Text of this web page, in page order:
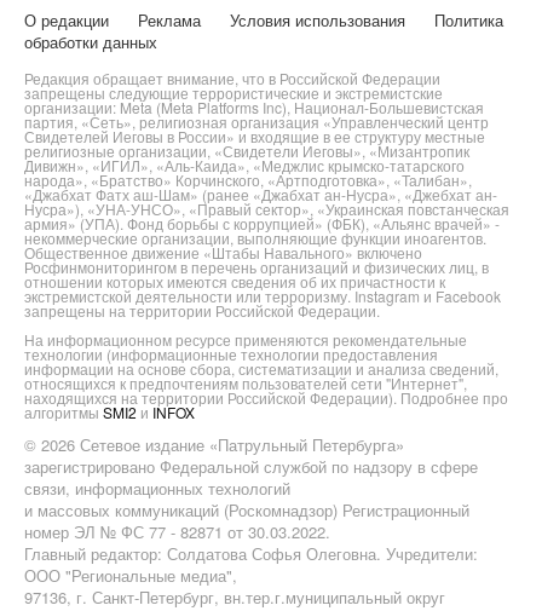
О редакции Реклама Условия использования
Политика
обработки данных
Редакция обращает внимание, что в Российской Федерации
запрещены следующие террористические и экстремистские
организации: Meta (Meta Platforms Inc), Национал-Большевистская
партия, «Сеть», религиозная организация «Управленческий центр
Свидетелей Иеговы в России» и входящие в ее структуру местные
религиозные организации, «Свидетели Иеговы», «Мизантропик
Дивижн», «ИГИЛ», «Аль-Каида», «Меджлис крымско-татарского
народа», «Братство» Корчинского, «Артподготовка», «Талибан»,
«Джабхат Фатх аш-Шам» (ранее «Джабхат ан-Нусра», «Джебхат ан-
Нусра»), «УНА-УНСО», «Правый сектор», «Украинская повстанческая
армия» (УПА). Фонд борьбы с коррупцией» (ФБК), «Альянс врачей» -
некоммерческие организации, выполняющие функции иноагентов.
Общественное движение «Штабы Навального» включено
Росфинмониторингом в перечень организаций и физических лиц, в
отношении которых имеются сведения об их причастности к
экстремистской деятельности или терроризму. Instagram и Facebook
запрещены на территории Российской Федерации.
На информационном ресурсе применяются рекомендательные
технологии (информационные технологии предоставления
информации на основе сбора, систематизации и анализа сведений,
относящихся к предпочтениям пользователей сети "Интернет",
находящихся на территории Российской Федерации). Подробнее про
алгоритмы SMI2 и INFOX
© 2026 Сетевое издание «Патрульный Петербурга»
зарегистрировано Федеральной службой по надзору в сфере
связи, информационных технологий
и массовых коммуникаций (Роскомнадзор) Регистрационный
номер ЭЛ № ФС 77 - 82871 от 30.03.2022.
Главный редактор: Солдатова Софья Олеговна. Учредители:
ООО "Региональные медиа",
97136, г. Санкт-Петербург, вн.тер.г.муниципальный округ